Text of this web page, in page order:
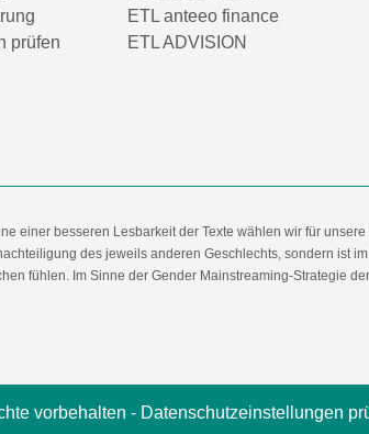
prüfen
ETL anteeo finance
ETL ADVISION
einer besseren Lesbarkeit der Texte wählen wir für
des jeweils anderen Geschlechts, sondern ist
fühlen. Im Sinne der Gender Mainstreaming-Strategie
vorbehalten - Datenschutzeinstellungen